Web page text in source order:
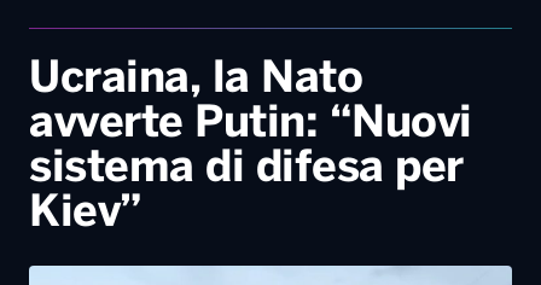
Ucraina, la Nato
avverte Putin: “Nuovi
sistema di difesa per
Kiev”